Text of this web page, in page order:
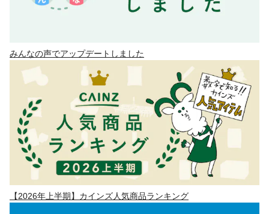
みんなの声でアップデートしました
【2026年上半期】カインズ人気商品ランキング